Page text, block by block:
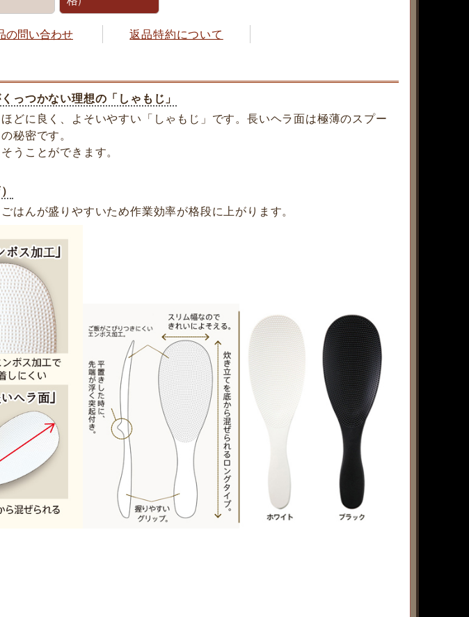
の問い合わせ 返品特約について
っつかない理想の「しゃもじ」
どに良く、よそいやすい「しゃもじ」です。長いヘラ面は極薄のスプー
秘密です。
うことができます。
はんが盛りやすいため作業効率が格段に上がります。